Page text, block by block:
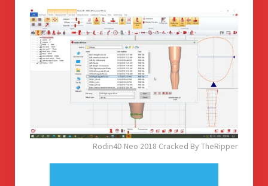
Rodin4D Neo 2018 Cracked By TheRipper